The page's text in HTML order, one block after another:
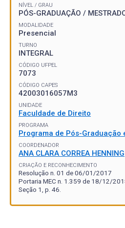
NÍVEL / GRAU
PÓS-GRADUAÇÃO /
MODALIDADE
Presencial
TURNO
INTEGRAL
CÓDIGO UFPEL
7073
CÓDIGO CAPES
42003016057M3
UNIDADE
Faculdade de Direito
PROGRAMA
Programa de Pós-Graduação
COORDENADOR
ANA CLARA CORREA HENNING
CRIAÇÃO E RECONHECIMENTO
Resolução n. 01 de 06/01/2017
Portaria MEC n. 1.359 de 18/12/
Seção 1, p. 46.